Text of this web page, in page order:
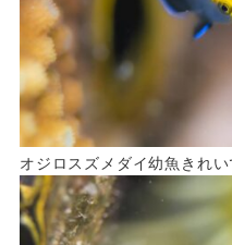
オジロスズメダイ幼魚きれい